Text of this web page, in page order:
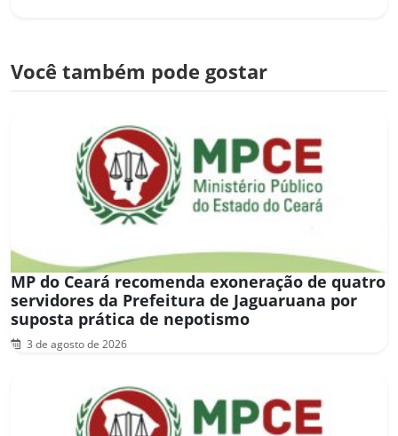
Você também pode gostar
MP do Ceará recomenda exoneração de quatro
servidores da Prefeitura de Jaguaruana por
suposta prática de nepotismo
3 de agosto de 2026